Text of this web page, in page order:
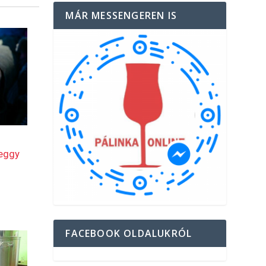
MÁR MESSENGEREN IS
FACEBOOK OLDALUKRÓL